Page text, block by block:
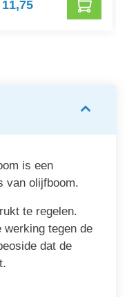
is een
van olijfboom.
te regelen.
werking tegen de
dat de